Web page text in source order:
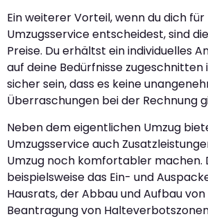
Ein weiterer Vorteil, wenn du dich für
Umzugsservice entscheidest, sind
Preise. Du erhältst ein individuelles
auf deine Bedürfnisse zugeschnitten
sicher sein, dass es keine
Überraschungen bei der Rechnung
Neben dem eigentlichen Umzug
Umzugsservice auch
Umzug noch komfortabler machen.
beispielsweise das Ein- und
Hausrats, der Abbau und Aufbau
Beantragung von